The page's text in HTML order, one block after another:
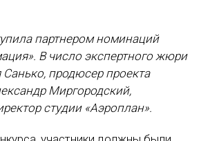
партнером номинаций
В число экспертного жюри
продюсер проекта
Миргородский,
студии «Аэроплан».